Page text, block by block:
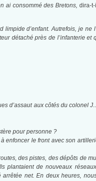
ai consommé des Bretons, dira-
d’enfant. Autrefois, je ne
détaché près de l’infanterie et
d’assaut aux côtés du colonel
pour personne ?
le front avec son
des pistes, des dépôts de
plantaient de nouveaux
net. En deux heures,